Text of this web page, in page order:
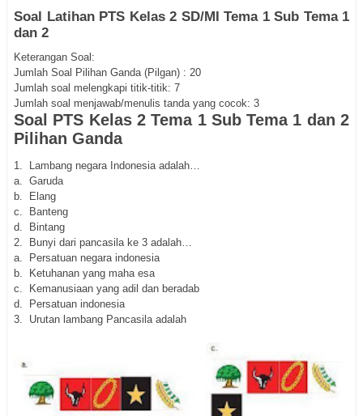
Soal Latihan PTS Kelas 2 SD/MI Tema 1 Sub Tema 1
dan 2
Keterangan Soal:
Jumlah Soal Pilihan Ganda (Pilgan) : 20
Jumlah soal melengkapi titik-titik: 7
Jumlah soal menjawab/menulis tanda yang cocok: 3
Soal PTS Kelas 2 Tema 1 Sub Tema 1 dan 2
Pilihan Ganda
1. Lambang negara Indonesia adalah…
a. Garuda
b. Elang
c. Banteng
d. Bintang
2. Bunyi dari pancasila ke 3 adalah…
a. Persatuan negara indonesia
b. Ketuhanan yang maha esa
c. Kemanusiaan yang adil dan beradab
d. Persatuan indonesia
3. Urutan lambang Pancasila adalah